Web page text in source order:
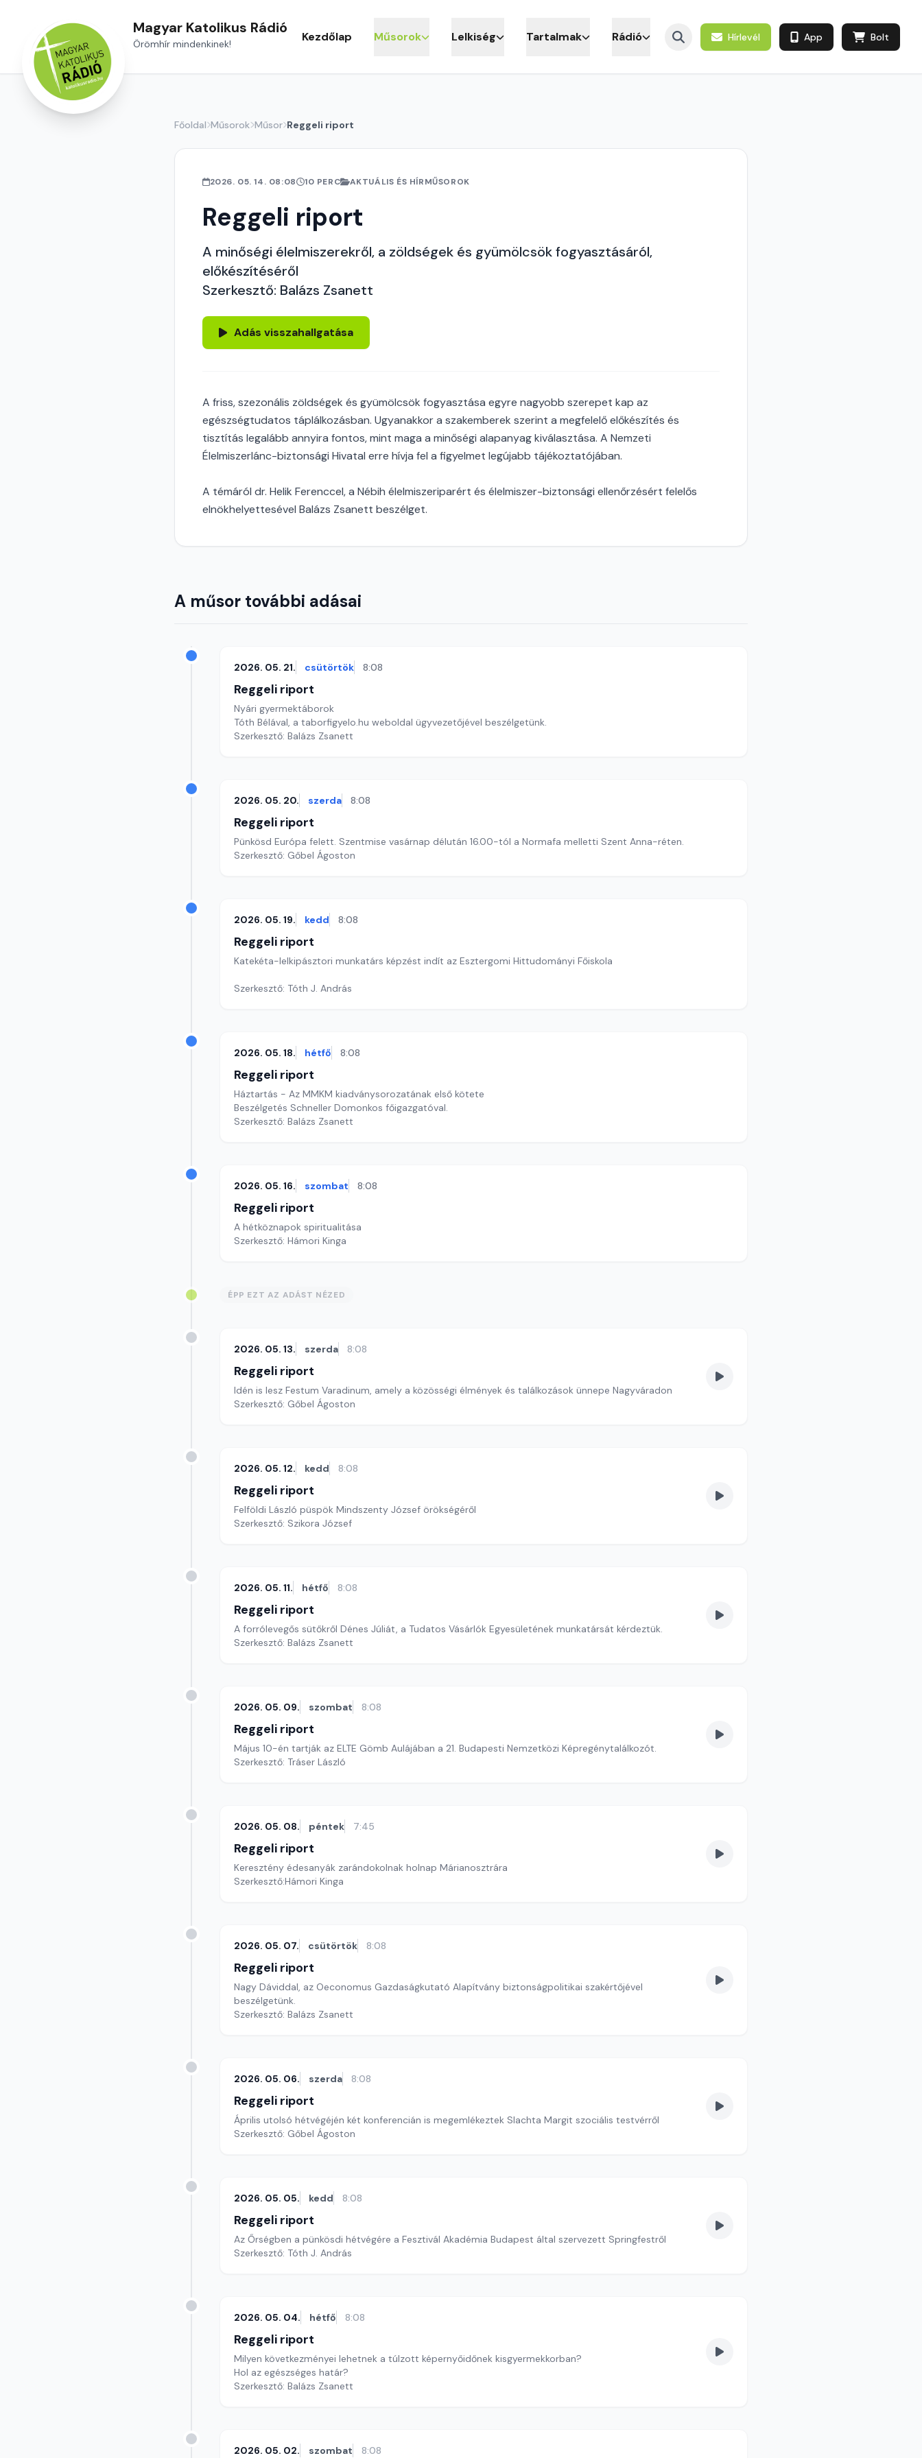
Magyar Katolikus Rádió
Örömhír mindenkinek! Kezdőlap Műsorok Lelkiség Tartalmak Rádió Hírlevél App Bolt
Főoldal Műsorok Műsor Reggeli riport
2026. 05. 14. 08:08 10 PERC AKTUÁLIS ÉS HÍRMŰSOROK
Reggeli riport
A minőségi élelmiszerekről, a zöldségek és gyümölcsök fogyasztásáról,
előkészítéséről
Szerkesztő: Balázs Zsanett
Adás visszahallgatása
A friss, szezonális zöldségek és gyümölcsök fogyasztása egyre nagyobb szerepet kap az
egészségtudatos táplálkozásban. Ugyanakkor a szakemberek szerint a megfelelő előkészítés és
tisztítás legalább annyira fontos, mint maga a minőségi alapanyag kiválasztása. A Nemzeti
Élelmiszerlánc-biztonsági Hivatal erre hívja fel a figyelmet legújabb tájékoztatójában.
A témáról dr. Helik Ferenccel, a Nébih élelmiszeriparért és élelmiszer-biztonsági ellenőrzésért felelős
elnökhelyettesével Balázs Zsanett beszélget.
A műsor további adásai
2026. 05. 21. csütörtök 8:08
Reggeli riport
Nyári gyermektáborok
Tóth Bélával, a taborfigyelo.hu weboldal ügyvezetőjével beszélgetünk.
Szerkesztő: Balázs Zsanett
2026. 05. 20. szerda 8:08
Reggeli riport
Pünkösd Európa felett. Szentmise vasárnap délután 16.00-tól a Normafa melletti Szent Anna-réten.
Szerkesztő: Gőbel Ágoston
2026. 05. 19. kedd 8:08
Reggeli riport
Katekéta-lelkipásztori munkatárs képzést indít az Esztergomi Hittudományi Főiskola
Szerkesztő: Tóth J. András
2026. 05. 18. hétfő 8:08
Reggeli riport
Háztartás - Az MMKM kiadványsorozatának első kötete
Beszélgetés Schneller Domonkos főigazgatóval.
Szerkesztő: Balázs Zsanett
2026. 05. 16. szombat 8:08
Reggeli riport
A hétköznapok spiritualitása
Szerkesztő: Hámori Kinga
ÉPP EZT AZ ADÁST NÉZED
2026. 05. 13. szerda 8:08
Reggeli riport
Idén is lesz Festum Varadinum, amely a közösségi élmények és találkozások ünnepe Nagyváradon
Szerkesztő: Gőbel Ágoston
2026. 05. 12. kedd 8:08
Reggeli riport
Felföldi László püspök Mindszenty József örökségéről
Szerkesztő: Szikora József
2026. 05. 11. hétfő 8:08
Reggeli riport
A forrólevegős sütőkről Dénes Júliát, a Tudatos Vásárlók Egyesületének munkatársát kérdeztük.
Szerkesztő: Balázs Zsanett
2026. 05. 09. szombat 8:08
Reggeli riport
Május 10-én tartják az ELTE Gömb Aulájában a 21. Budapesti Nemzetközi Képregénytalálkozót.
Szerkesztő: Tráser László
2026. 05. 08. péntek 7:45
Reggeli riport
Keresztény édesanyák zarándokolnak holnap Márianosztrára
Szerkesztő:Hámori Kinga
2026. 05. 07. csütörtök 8:08
Reggeli riport
Nagy Dáviddal, az Oeconomus Gazdaságkutató Alapítvány biztonságpolitikai szakértőjével
beszélgetünk.
Szerkesztő: Balázs Zsanett
2026. 05. 06. szerda 8:08
Reggeli riport
Április utolsó hétvégéjén két konferencián is megemlékeztek Slachta Margit szociális testvérről
Szerkesztő: Gőbel Ágoston
2026. 05. 05. kedd 8:08
Reggeli riport
Az Őrségben a pünkösdi hétvégére a Fesztivál Akadémia Budapest által szervezett Springfestről
Szerkesztő: Tóth J. András
2026. 05. 04. hétfő 8:08
Reggeli riport
Milyen következményei lehetnek a túlzott képernyőidőnek kisgyermekkorban?
Hol az egészséges határ?
Szerkesztő: Balázs Zsanett
2026. 05. 02. szombat 8:08